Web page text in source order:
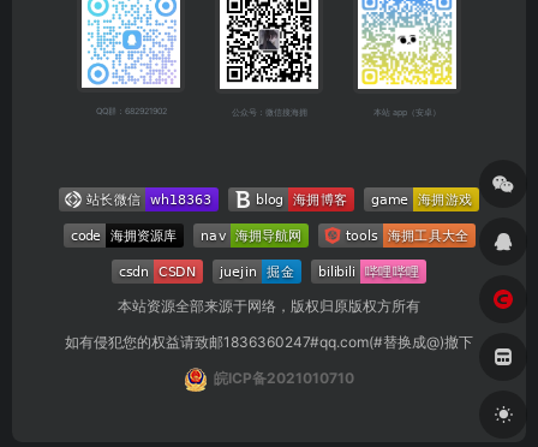
QQ群：682921902 公众号：微信搜海拥 本站 app（安卓）
本站资源全部来源于网络，版权归原版权方所有
如有侵犯您的权益请致邮1836360247#qq.com(#替换成@)撤下
皖ICP备2021010710